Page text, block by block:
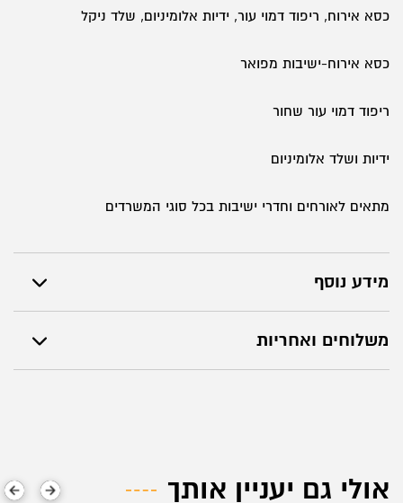
כסא אירוח, ריפוד דמוי עור, ידיות אלומיניום, שלד ניקל
כסא אירוח-ישיבות מפואר
ריפוד דמוי עור שחור
ידיות ושלד אלומיניום
מתאים לאורחים וחדרי ישיבות בכל סוגי המשרדים
מידע נוסף
משלוחים ואחריות
אולי גם יעניין אותך